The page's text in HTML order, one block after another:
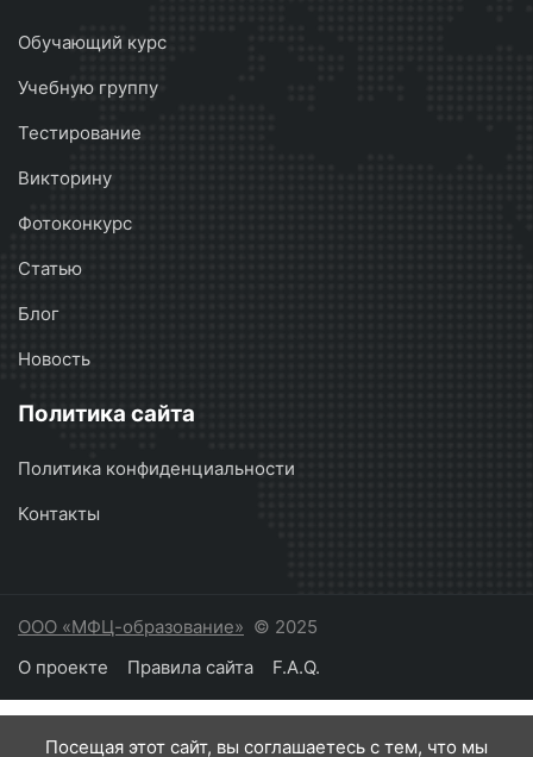
Обучающий курс
Учебную группу
Тестирование
Викторину
Фотоконкурс
Статью
Блог
Новость
Политика сайта
Политика конфиденциальности
Контакты
ООО «МФЦ-образование» © 2025
О проекте
Правила сайта F.A.Q.
Посещая этот сайт, вы соглашаетесь с тем, что мы